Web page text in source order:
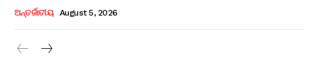
ଅନ୍ତର୍ଜାତୀୟ August 5, 2026